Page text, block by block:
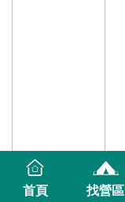
首頁 找營區